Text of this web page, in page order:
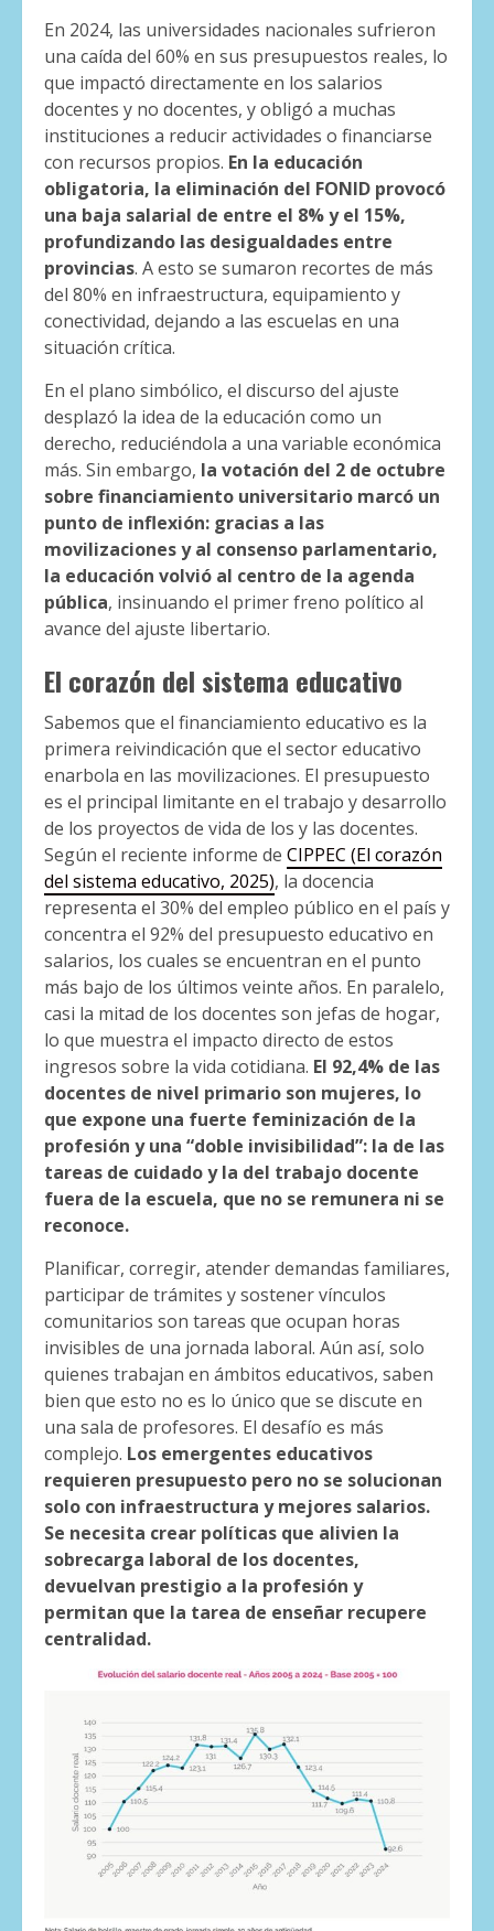
En 2024, las universidades nacionales sufrieron
una caída del 60% en sus presupuestos reales, lo
que impactó directamente en los salarios
docentes y no docentes, y obligó a muchas
instituciones a reducir actividades o financiarse
con recursos propios. En la educación
obligatoria, la eliminación del FONID provocó
una baja salarial de entre el 8% y el 15%,
profundizando las desigualdades entre
provincias. A esto se sumaron recortes de más
del 80% en infraestructura, equipamiento y
conectividad, dejando a las escuelas en una
situación crítica.
En el plano simbólico, el discurso del ajuste
desplazó la idea de la educación como un
derecho, reduciéndola a una variable económica
más. Sin embargo, la votación del 2 de octubre
sobre financiamiento universitario marcó un
punto de inflexión: gracias a las
movilizaciones y al consenso parlamentario,
la educación volvió al centro de la agenda
pública, insinuando el primer freno político al
avance del ajuste libertario.
El corazón del sistema educativo
Sabemos que el financiamiento educativo es la
primera reivindicación que el sector educativo
enarbola en las movilizaciones. El presupuesto
es el principal limitante en el trabajo y desarrollo
de los proyectos de vida de los y las docentes.
Según el reciente informe de CIPPEC (El corazón
del sistema educativo, 2025), la docencia
representa el 30% del empleo público en el país y
concentra el 92% del presupuesto educativo en
salarios, los cuales se encuentran en el punto
más bajo de los últimos veinte años. En paralelo,
casi la mitad de los docentes son jefas de hogar,
lo que muestra el impacto directo de estos
ingresos sobre la vida cotidiana. El 92,4% de las
docentes de nivel primario son mujeres, lo
que expone una fuerte feminización de la
profesión y una “doble invisibilidad”: la de las
tareas de cuidado y la del trabajo docente
fuera de la escuela, que no se remunera ni se
reconoce.
Planificar, corregir, atender demandas familiares,
participar de trámites y sostener vínculos
comunitarios son tareas que ocupan horas
invisibles de una jornada laboral. Aún así, solo
quienes trabajan en ámbitos educativos, saben
bien que esto no es lo único que se discute en
una sala de profesores. El desafío es más
complejo. Los emergentes educativos
requieren presupuesto pero no se solucionan
solo con infraestructura y mejores salarios.
Se necesita crear políticas que alivien la
sobrecarga laboral de los docentes,
devuelvan prestigio a la profesión y
permitan que la tarea de enseñar recupere
centralidad.